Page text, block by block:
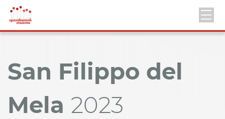
San Filippo del
Mela 2023